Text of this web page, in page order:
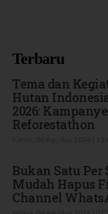
Terbaru
Tema dan
Hutan
2026: Kampanye
Reforestathon
Bukan Satu Per
Mudah Hapus
Channel